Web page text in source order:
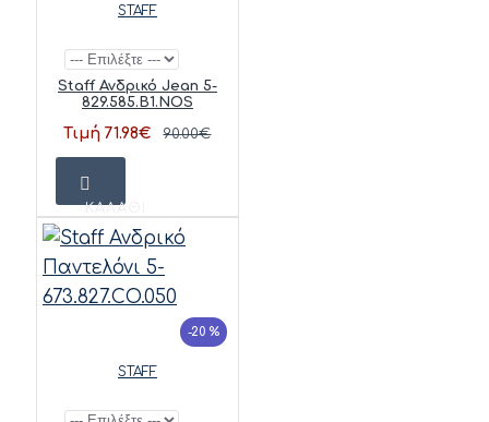
STAFF
Staff Ανδρικό Jean 5-
829.585.B1.NOS
Τιμή 71.98€ 90.00€
ΚΑΛΆΘΙ
-20 %
STAFF